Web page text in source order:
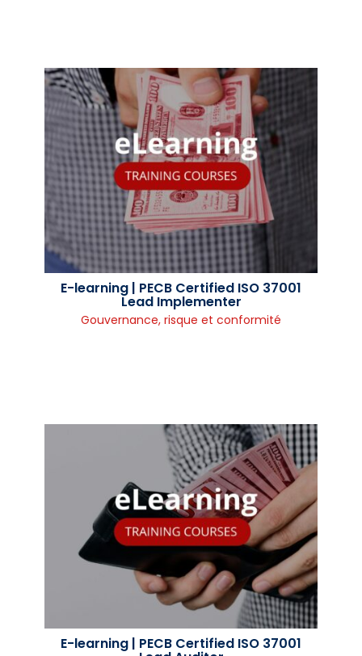
E-learning | PECB Certified ISO 37001
Lead Implementer
Gouvernance, risque et conformité
E-learning | PECB Certified ISO 37001